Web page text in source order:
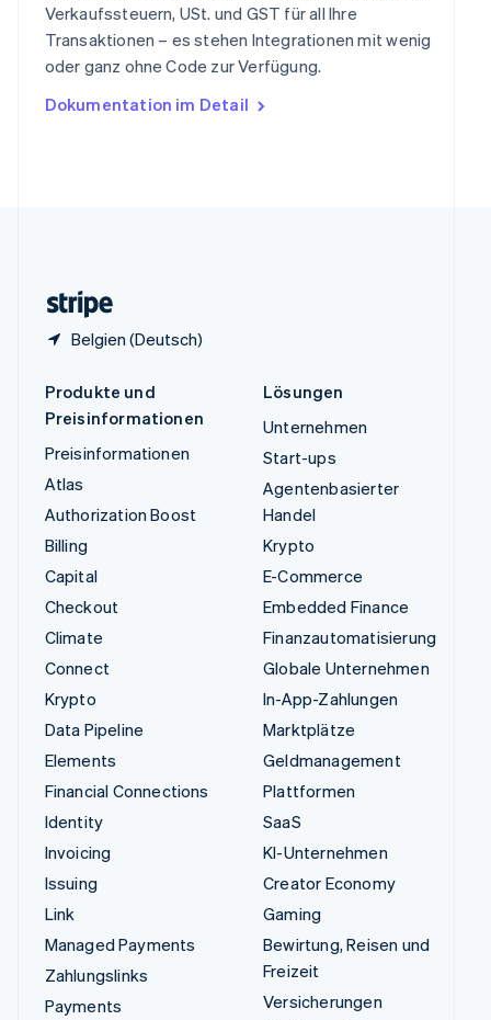
Verkaufssteuern, USt. und GST für all Ihre
Transaktionen – es stehen Integrationen mit wenig
oder ganz ohne Code zur Verfügung.
Dokumentation im Detail
Belgien (Deutsch)
ไทยEnglish
Tschechische Republik
English
English
Produkte und
Preisinformationen
Preisinformationen
Atlas
Authorization Boost
Billing
Capital
Checkout
Climate
Connect
Krypto
Data Pipeline
Elements
Financial Connections
Identity
Invoicing
Issuing
Link
Managed Payments
Zahlungslinks
Payments
Lösungen
Unternehmen
Start-ups
Agentenbasierter
Handel
Krypto
E-Commerce
Embedded Finance
Finanzautomatisierung
Globale Unternehmen
In-App-Zahlungen
Marktplätze
Geldmanagement
Plattformen
SaaS
KI-Unternehmen
Creator Economy
Gaming
Bewirtung, Reisen und
Freizeit
Versicherungen